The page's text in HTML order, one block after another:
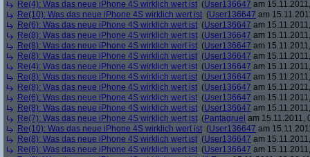
Re(4): Was das neue iPhone 4S wirklich wert ist (User136647 am
Re(10): Was das neue iPhone 4S wirklich wert ist (User136647 am
Re(6): Was das neue iPhone 4S wirklich wert ist (User136647 am
Re(8): Was das neue iPhone 4S wirklich wert ist (User136647 am
Re(8): Was das neue iPhone 4S wirklich wert ist (User136647 am
Re(8): Was das neue iPhone 4S wirklich wert ist (User136647 am
Re(4): Was das neue iPhone 4S wirklich wert ist (User136647 am
Re(8): Was das neue iPhone 4S wirklich wert ist (User136647 am
Re(8): Was das neue iPhone 4S wirklich wert ist (User136647 am
Re(6): Was das neue iPhone 4S wirklich wert ist (User136647 am
Re(8): Was das neue iPhone 4S wirklich wert ist (User136647 am
Re(7): Was das neue iPhone 4S wirklich wert ist (Pantagruel am 15.11.2011,
Re(10): Was das neue iPhone 4S wirklich wert ist (User136647 am
Re(8): Was das neue iPhone 4S wirklich wert ist (User136647 am
Re(6): Was das neue iPhone 4S wirklich wert ist (User136647 am